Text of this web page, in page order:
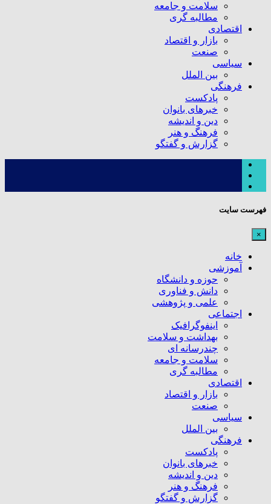
سلامت و جامعه
مطالبه گری
اقتصادی
بازار و اقتصاد
صنعت
سیاسی
بین الملل
فرهنگی
پادکست
خبرهای بانوان
دین و اندیشه
فرهنگ و هنر
گزارش و گفتگو
فهرست سایت
×
خانه
آموزشی
حوزه و دانشگاه
دانش و فناوری
علمی و پژوهشی
اجتماعی
اینفوگرافیک
بهداشت و سلامت
چندرسانه ای
سلامت و جامعه
مطالبه گری
اقتصادی
بازار و اقتصاد
صنعت
سیاسی
بین الملل
فرهنگی
پادکست
خبرهای بانوان
دین و اندیشه
فرهنگ و هنر
گزارش و گفتگو